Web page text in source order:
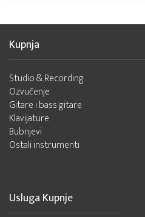
Kupnja
Studio & Recording
Ozvučenje
Gitare i bass gitare
Klavijature
Bubnjevi
Ostali instrumenti
Usluga Kupnje